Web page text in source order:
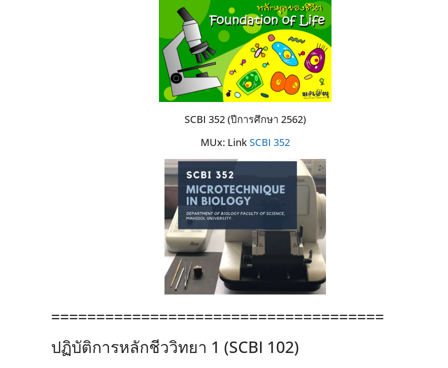
SCBI 352 (ปีการศึกษา 2562)
MUx: Link SCBI 352
=====================================
ปฏิบัติการหลักชีววิทยา 1 (SCBI 102)